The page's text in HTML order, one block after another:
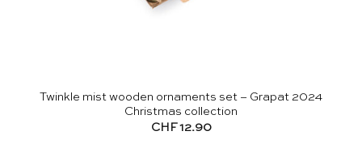
Twinkle mist wooden ornaments set – Grapat 2024
Christmas collection
CHF12.90